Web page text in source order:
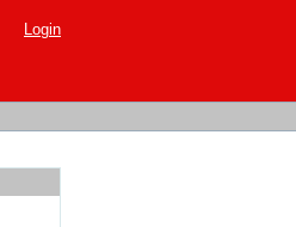
Login